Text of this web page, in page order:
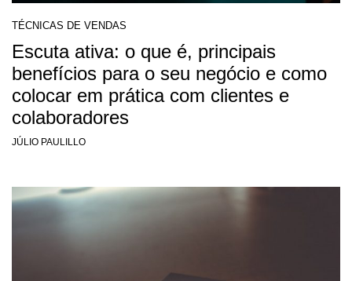
TÉCNICAS DE VENDAS
Escuta ativa: o que é, principais
benefícios para o seu negócio e como
colocar em prática com clientes e
colaboradores
JÚLIO PAULILLO